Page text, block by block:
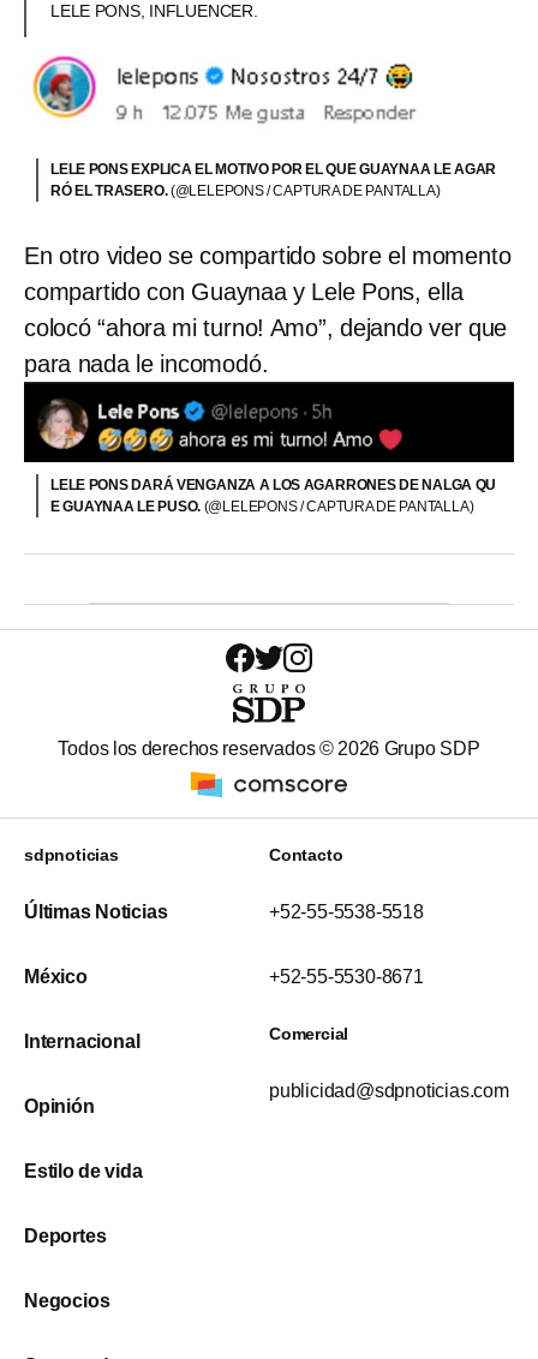
LELE PONS, INFLUENCER.
LELE PONS EXPLICA EL MOTIVO POR EL QUE GUAYNAA LE AGAR
RÓ EL TRASERO.(@LELEPONS / CAPTURA DE PANTALLA)
En otro video se compartido sobre el momento
compartido con Guaynaa y Lele Pons, ella
colocó “ahora mi turno! Amo”, dejando ver que
para nada le incomodó.
LELE PONS DARÁ VENGANZA A LOS AGARRONES DE NALGA QU
E GUAYNAA LE PUSO. (@LELEPONS / CAPTURA DE PANTALLA)
Todos los derechos reservados © 2026 Grupo SDP
sdpnoticias
Últimas Noticias
México
Internacional
Opinión
Estilo de vida
Deportes
Negocios
Contacto
+52-55-5538-5518
+52-55-5530-8671
Comercial
publicidad@sdpnoticias.com